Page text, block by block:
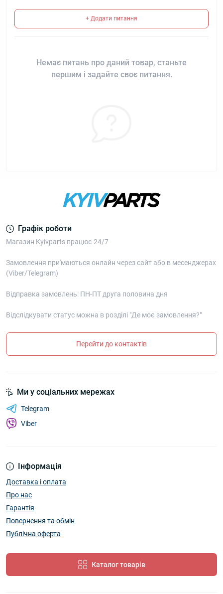
+ Додати питання
Немає питань про даний товар, станьте
першим і задайте своє питання.
Графік роботи
Магазин Kyivparts працює 24/7
Замовлення при'маються онлайн через сайт або в месенджерах
(Viber/Telegram)
Відправка замовлень: ПН-ПТ друга половина дня
Відслідкувати статус можна в розділі "Де моє замовлення?"
Перейти до контактів
Інформація
Доставка і оплата
Про нас
Гарантія
Повернення та обмін
Публічна оферта
Каталог товарів
Ми у соціальних мережах
Telegram
Viber